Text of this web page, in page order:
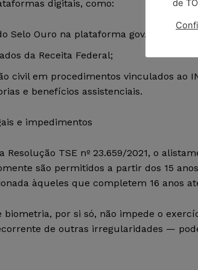
digitais, como:
Selo Ouro na plataforma gov.br;
da Receita Federal;
civil em procedimentos vinculados ao
e benefícios assistenciais.
e impedimentos
Resolução TSE nº 23.659/2021, o
são permitidos a partir dos 15
àqueles que completem 16 anos
biometria, por si só, não impede o
de outras irregularidades —
de